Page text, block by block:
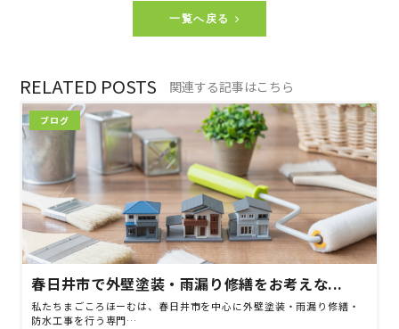
一覧へ戻る
RELATED POSTS 関連する記事はこちら
ブログ
春日井市で外壁塗装・雨漏り修繕をお考えな...
私たちまごころほーむは、春日井市を中心に外壁塗装・雨漏り修繕・
防水工事を行う専門…